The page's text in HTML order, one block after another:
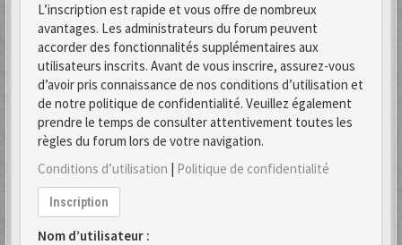
L’inscription est rapide et vous offre de nombreux
avantages. Les administrateurs du forum peuvent
accorder des fonctionnalités supplémentaires aux
utilisateurs inscrits. Avant de vous inscrire, assurez-vous
d’avoir pris connaissance de nos conditions d’utilisation et
de notre politique de confidentialité. Veuillez également
prendre le temps de consulter attentivement toutes les
règles du forum lors de votre navigation.
Conditions d’utilisation | Politique de confidentialité
Inscription
Nom d’utilisateur :